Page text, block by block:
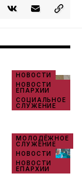
НОВОСТИ
НОВОСТИ
ЕПАРХИИ
СОЦИАЛЬНОЕ
СЛУЖЕНИЕ
МОЛОДЁЖНОЕ
СЛУЖЕНИЕ
НОВОСТИ
НОВОСТИ
ЕПАРХИИ